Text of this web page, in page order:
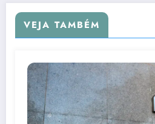
VEJA TAMBÉM